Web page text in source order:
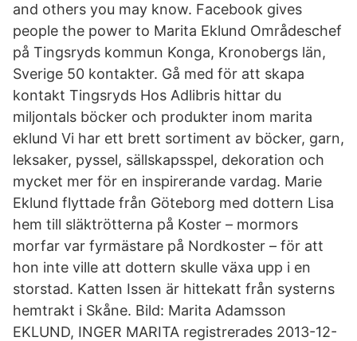
and others you may know. Facebook gives
people the power to Marita Eklund Områdeschef
på Tingsryds kommun Konga, Kronobergs län,
Sverige 50 kontakter. Gå med för att skapa
kontakt Tingsryds Hos Adlibris hittar du
miljontals böcker och produkter inom marita
eklund Vi har ett brett sortiment av böcker, garn,
leksaker, pyssel, sällskapsspel, dekoration och
mycket mer för en inspirerande vardag. Marie
Eklund flyttade från Göteborg med dottern Lisa
hem till släktrötterna på Koster – mormors
morfar var fyrmästare på Nordkoster – för att
hon inte ville att dottern skulle växa upp i en
storstad. Katten Issen är hittekatt från systerns
hemtrakt i Skåne. Bild: Marita Adamsson
EKLUND, INGER MARITA registrerades 2013-12-